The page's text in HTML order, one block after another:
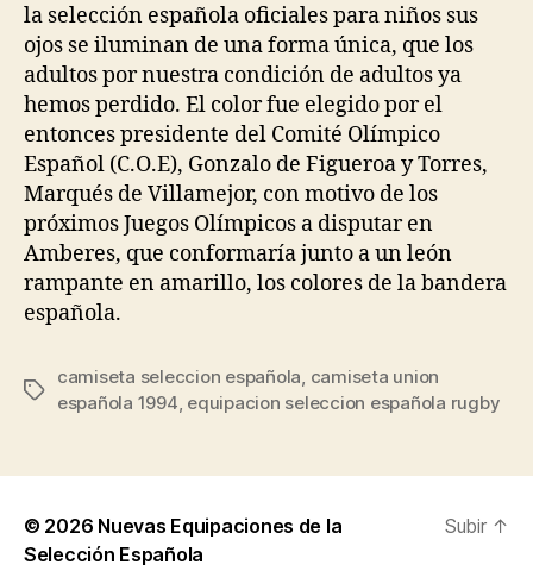
la selección española oficiales para niños sus
ojos se iluminan de una forma única, que los
adultos por nuestra condición de adultos ya
hemos perdido. El color fue elegido por el
entonces presidente del Comité Olímpico
Español (C.O.E), Gonzalo de Figueroa y Torres,
Marqués de Villamejor, con motivo de los
próximos Juegos Olímpicos a disputar en
Amberes, que conformaría junto a un león
rampante en amarillo, los colores de la bandera
española.
Etiquetas
camiseta seleccion española, camiseta union
española 1994, equipacion seleccion española rugby
© 2026 Nuevas Equipaciones de la
Selección Española
Subir ↑